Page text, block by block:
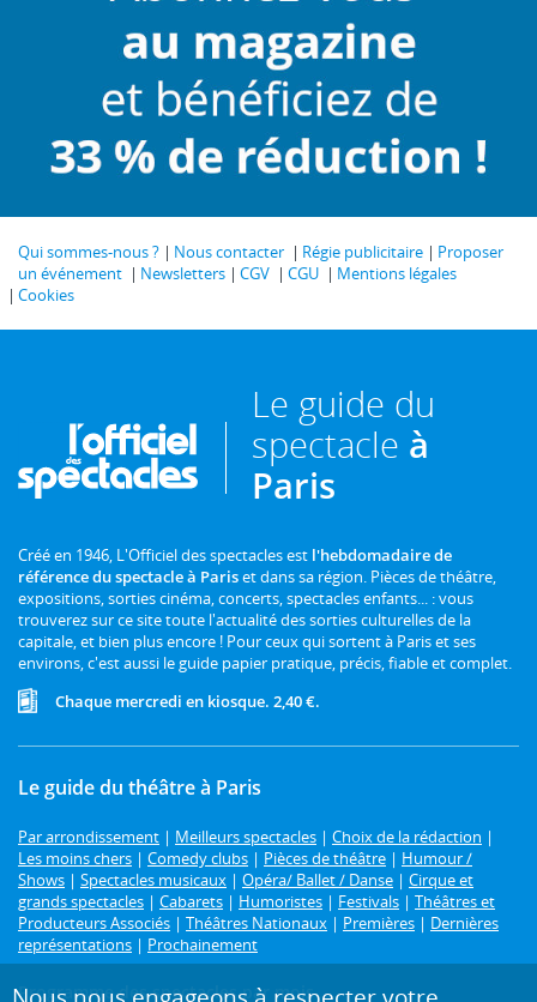
Qui sommes-nous ? Nous contacter Régie publicitaire
Proposer
un événement
Newsletters CGV CGU
Mentions légales
Cookies
Le guide du
spectacle à
Paris
Créé en 1946, L'Officiel des spectacles est l'hebdomadaire de
référence du spectacle à Pariset dans sa région. Pièces de théâtre,
expositions, sorties cinéma, concerts, spectacles enfants... : vous
trouverez sur ce site toute l'actualité des sorties culturelles de la
capitale, et bien plus encore ! Pour ceux qui sortent à Paris et ses
environs, c'est aussi le guide papier pratique, précis, fiable et complet.
Chaque mercredi en kiosque. 2,40 €.
Le guide du théâtre à Paris
Par arrondissement | Meilleurs spectacles | Choix de la rédaction |
Les moins chers | Comedy clubs | Pièces de théâtre | Humour /
Shows | Spectacles musicaux | Opéra/ Ballet / Danse | Cirque et
grands spectacles | Cabarets | Humoristes | Festivals | Théâtres et
Producteurs Associés | Théâtres Nationaux | Premières | Dernières
représentations | Prochainement
Programme des spectacles par mois